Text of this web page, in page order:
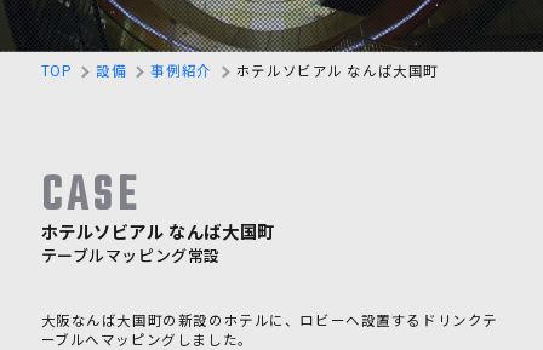
TOP 設備 事例紹介 ホテルソビアル なんば大国町
CASE
ホテルソビアル なんば大国町
テーブルマッピング常設
大阪なんば大国町の新設のホテルに、ロビーへ設置するドリンクテ
ーブルへマッピングしました。